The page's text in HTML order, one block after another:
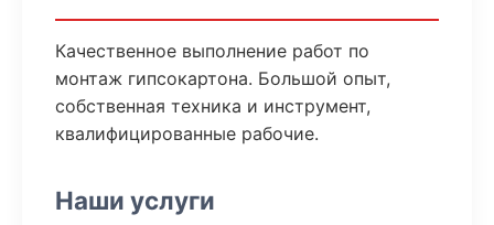
Качественное выполнение работ по
монтаж гипсокартона. Большой опыт,
собственная техника и инструмент,
квалифицированные рабочие.
Наши услуги